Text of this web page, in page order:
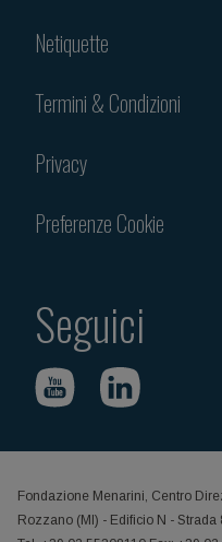
Netiquette
Termini & Condizioni
Privacy
Preferenze Cookie
Seguici
Fondazione Menarini, Centro
Rozzano (MI) - Edificio N -